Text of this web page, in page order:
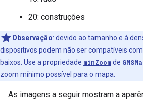
20: construções
Observação: devido ao tamanho e à
dispositivos podem não ser compatíveis
baixos. Use a propriedade minZoomde
zoom mínimo possível para o mapa.
As imagens a seguir mostram a